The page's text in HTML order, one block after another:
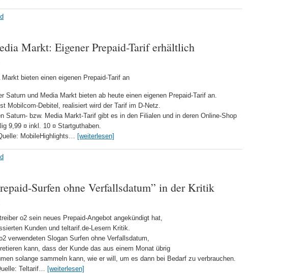
Markt: Eigener Prepaid-Tarif erhältlich
bieten einen eigenen Prepaid-Tarif an
Saturn und Media Markt bieten ab heute einen eigenen Prepaid-Tarif an.
Mobilcom-Debitel, realisiert wird der Tarif im D-Netz.
Saturn- bzw. Media Markt-Tarif gibt es in den Filialen und in deren Online-Shop
9,99 ¤ inkl. 10 ¤ Startguthaben.
MobileHighlights… [weiterlesen]
Surfen ohne Verfallsdatum” in der Kritik
o2 sein neues Prepaid-Angebot angekündigt hat,
Kunden und teltarif.de-Lesern Kritik.
verwendeten Slogan Surfen ohne Verfallsdatum,
kann, dass der Kunde das aus einem Monat übrig
solange sammeln kann, wie er will, um es dann bei Bedarf zu verbrauchen.
Teltarif… [weiterlesen]